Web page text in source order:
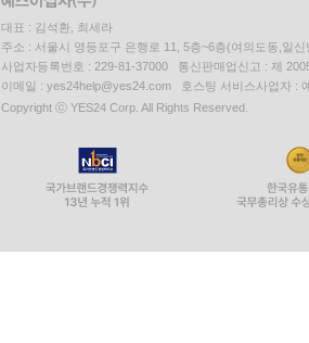
대표 : 김석환, 최세라
주소 : 서울시 영등포구 은행로 11, 5층~6층(여의도동,일신
사업자등록번호 : 229-81-37000 통신판매업신고 : 제
이메일 : yes24help@yes24.com 호스팅 서비스사업자 :
Copyright ⓒ YES24 Corp. All Rights Reserved.